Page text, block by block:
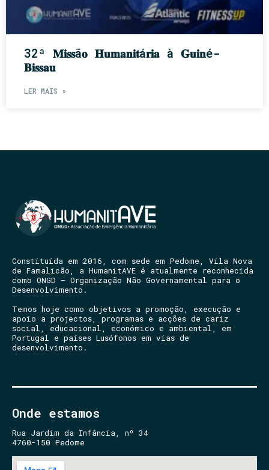
32ª 𝐌𝐢𝐬𝐬ã𝐨 𝐇𝐮𝐦𝐚𝐧𝐢𝐭á𝐫𝐢𝐚 à 𝐆𝐮𝐢𝐧é-
𝐁𝐢𝐬𝐬𝐚𝐮
LER MAIS »
Constituída em 2016, com sede em Pedome, Vila Nova
de Famalicão, a HumanitAVE é atualmente reconhecida
como ONGD – Organização Não Governamental para o
Desenvolvimento.
Temos hoje como objetivos a promoção, execução e
apoio a projectos, programas e acções de cariz
social, educacional, económico e ambiental, em
Portugal e países Lusófonos em vias de
desenvolvimento.
Onde estamos
Rua Jardim da Infância, nº 34
4760-150 Pedome